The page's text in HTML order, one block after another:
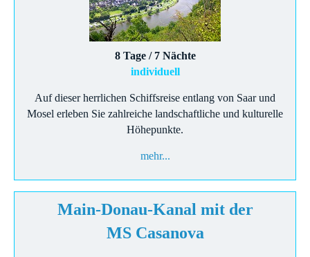
8 Tage / 7 Nächte
individuell
Auf dieser herrlichen Schiffsreise entlang von Saar und
Mosel erleben Sie zahlreiche landschaftliche und kulturelle
Höhepunkte.
mehr...
Main-Donau-Kanal mit der
MSCasanova